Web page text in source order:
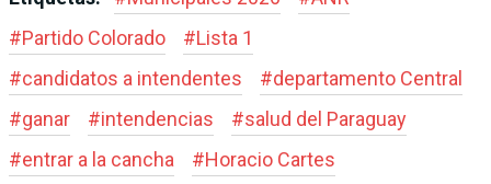
#Partido Colorado #Lista 1
#candidatos a intendentes #departamento Central
#ganar #intendencias #salud del Paraguay
#entrar a la cancha #Horacio Cartes